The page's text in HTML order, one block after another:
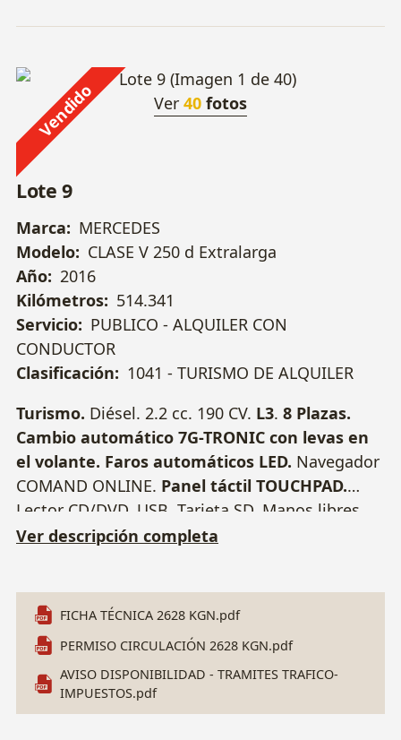
Vendido Ver 40 fotos
Lote 9
Marca: MERCEDES
Modelo: CLASE V 250 d Extralarga
Año: 2016
Kilómetros: 514.341
Servicio: PUBLICO - ALQUILER CON
CONDUCTOR
Clasificación: 1041 - TURISMO DE ALQUILER
Turismo. Diésel. 2.2 cc. 190 CV. L3. 8 Plazas.
Cambio automático 7G-TRONIC con levas en
el volante. Faros automáticos LED. Navegador
COMAND ONLINE. Panel táctil TOUCHPAD.
Lector CD/DVD. USB. Tarjeta SD. Manos libres
Bluetooth. Parktronic delantero y trasero, con
trasero eléctrico. Agility Select (programas de
conducción). Paquete iluminación interior.
Climatizador. Control velocidad. Sensor lluvia.
Sistema Start/Stop.Control remoto de
calefacción independiente
Ver descripción completa
FICHA TÉCNICA 2628 KGN.pdf
PERMISO CIRCULACIÓN 2628 KGN.pdf
AVISO DISPONIBILIDAD - TRAMITES TRAFICO-
IMPUESTOS.pdf